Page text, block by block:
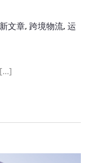
文章, 跨境物流, 运
[…]